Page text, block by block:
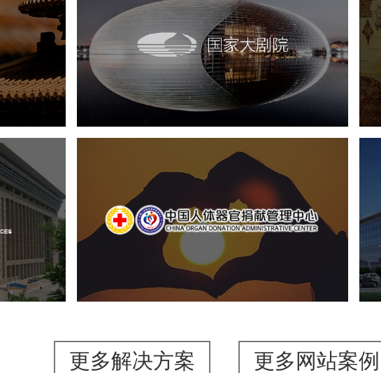
创商城
国家大剧院
文化艺术 剧院 智慧展馆 展馆网站建设
心
厅设计
中国人体器官捐献管理中心
国企 品牌官网
网站设计
更多解决方案 更多网站案例